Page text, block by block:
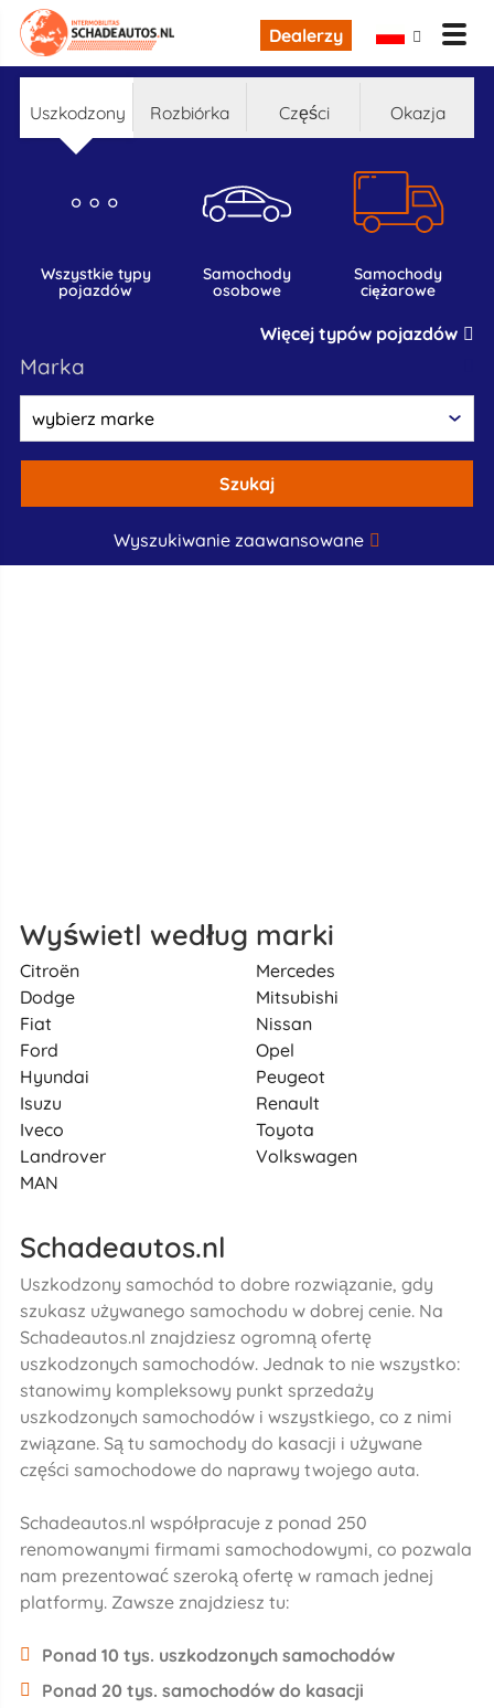
Dealerzy
uszkodzony rozbiórka części okazja
wszystkie typy
pojazdów
samochody
osobowe
samochody
ciężarowe
Więcej typów pojazdów
marka
Szukaj
Wyszukiwanie zaawansowane
Wyświetl według marki
Citroën
Dodge
Fiat
Ford
Hyundai
Isuzu
Iveco
Landrover
MAN
Mercedes
Mitsubishi
Nissan
Opel
Peugeot
Renault
Toyota
Volkswagen
Schadeautos.nl
Uszkodzony samochód to dobre rozwiązanie, gdy
szukasz używanego samochodu w dobrej cenie. Na
Schadeautos.nl znajdziesz ogromną ofertę
uszkodzonych samochodów. Jednak to nie wszystko:
stanowimy kompleksowy punkt sprzedaży
uszkodzonych samochodów i wszystkiego, co z nimi
związane. Są tu samochody do kasacji i używane
części samochodowe do naprawy twojego auta.
Schadeautos.nl współpracuje z ponad 250
renomowanymi firmami samochodowymi, co pozwala
nam prezentować szeroką ofertę w ramach jednej
platformy. Zawsze znajdziesz tu:
Ponad 10 tys. uszkodzonych samochodów
Ponad 20 tys. samochodów do kasacji